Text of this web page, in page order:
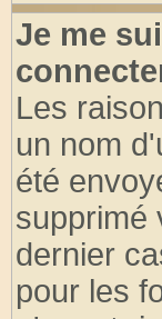
Je me
Les
un nom
été
supprimé
dernier
pour les